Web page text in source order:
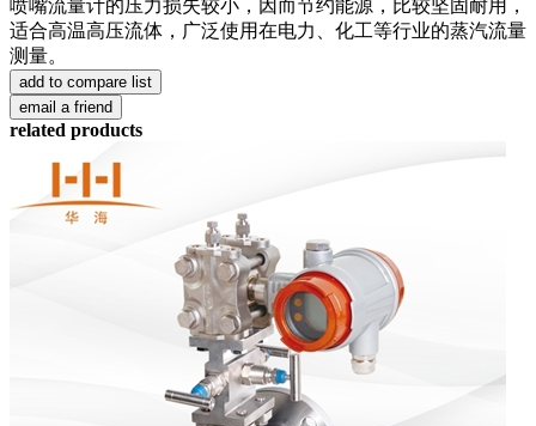
喷嘴流量计的压力损失较小，因而节约能源，比较坚固耐用，
适合高温高压流体，广泛使用在电力、化工等行业的蒸汽流量
测量。
related products